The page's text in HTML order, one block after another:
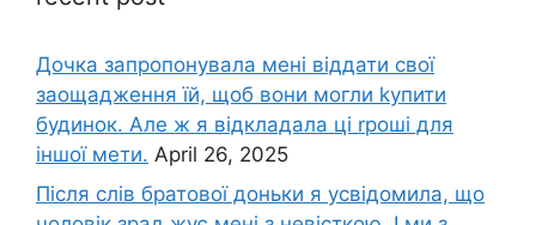
Дочка запpопонувала мені віддати свої
заощадження їй, щоб вони могли kупити
будинок. Але ж я відкладала ці rроші для
іншої мети. April 26, 2025
Після слів братової доньки я усвідомила, що